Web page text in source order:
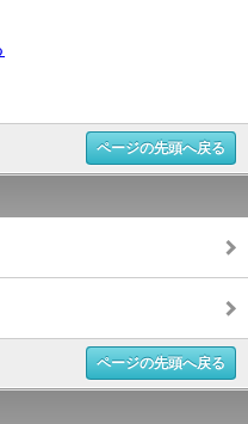
ページの先頭へ戻る
ページの先頭へ戻る